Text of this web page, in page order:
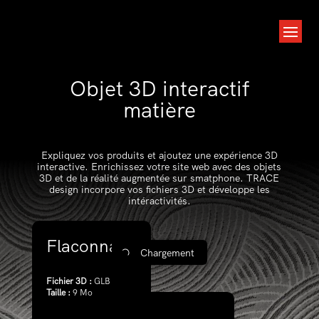
Objet 3D interactif
matière
Expliquez vos produits et ajoutez une expérience 3D
interactive. Enrichissez votre site web avec des objets
3D et de la réalité augmentée sur smatphone. TRACE
design incorpore vos fichiers 3D et développe les
intéractivités.
Chargement
Flacon Bouchon
Flaconnage
Fichier 3D : GLB
Taille : 9 Mo